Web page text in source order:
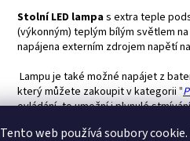
Tento web používá soubory
Stolní LED lampas extra teple
(výkonným) teplým bílým světlem
napájena externím zdrojem napětí
Lampu je také možné napájet z
který můžete zakoupit v kategorii "
ovládání, to umožní i plynulé
dětského pokoje, kdy lampičku